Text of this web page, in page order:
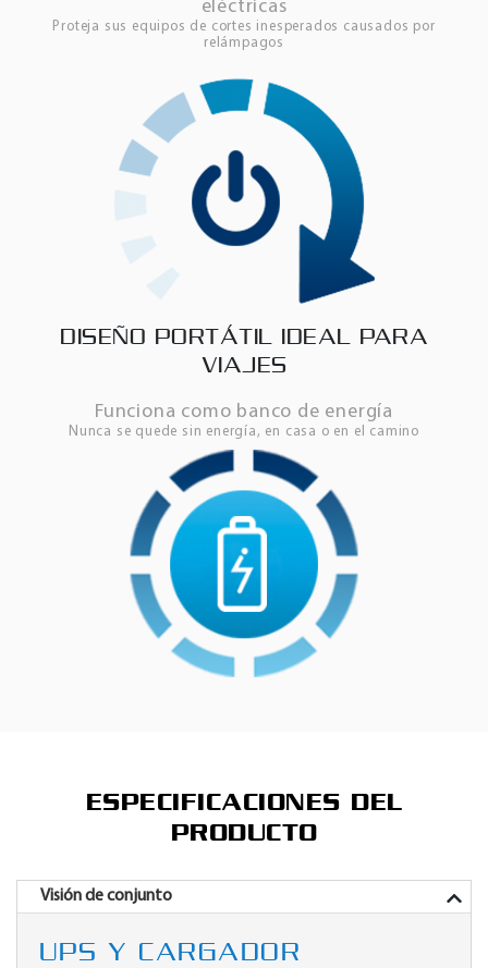
eléctricas
Proteja sus equipos de cortes inesperados causados por
relámpagos
DISEÑO PORTÁTIL IDEAL PARA
VIAJES
Funciona como banco de energía
Nunca se quede sin energía, en casa o en el camino
ESPECIFICACIONES DEL
PRODUCTO
Visión de conjunto
UPS Y CARGADOR